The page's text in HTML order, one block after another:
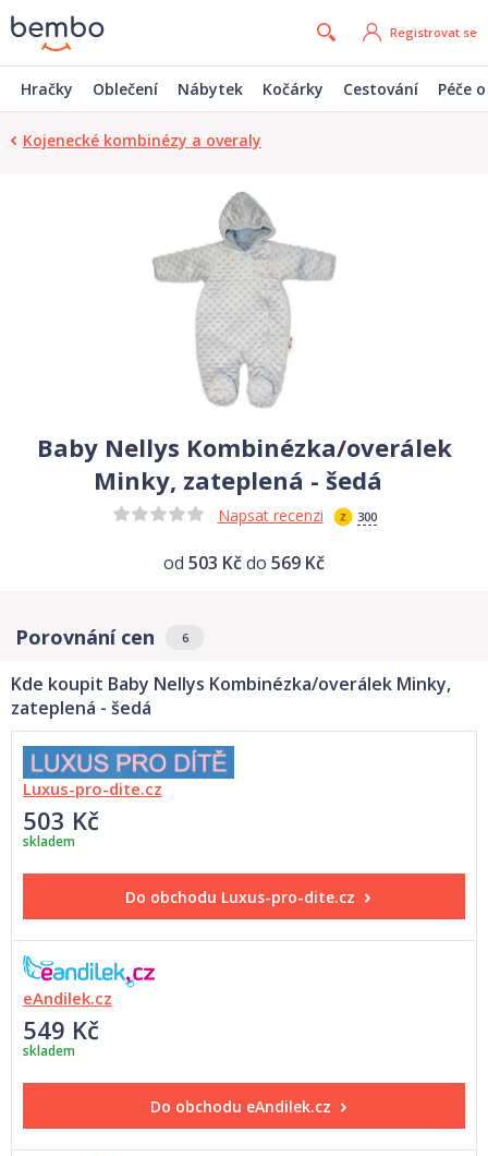
Registrovat se
Hračky Oblečení Nábytek Kočárky Cestování Péče
Kojenecké kombinézy a overaly
Baby Nellys Kombinézka/overálek
Minky, zateplená - šedá
Napsat recenzi 300
od 503 Kčdo 569 Kč
Porovnání cen 6
Kde koupit Baby Nellys Kombinézka/overálek Minky,
zateplená - šedá
Luxus-pro-dite.cz
503 Kč
skladem
Do obchodu Luxus-pro-dite.cz
eAndilek.cz
549 Kč
skladem
Do obchodu eAndilek.cz